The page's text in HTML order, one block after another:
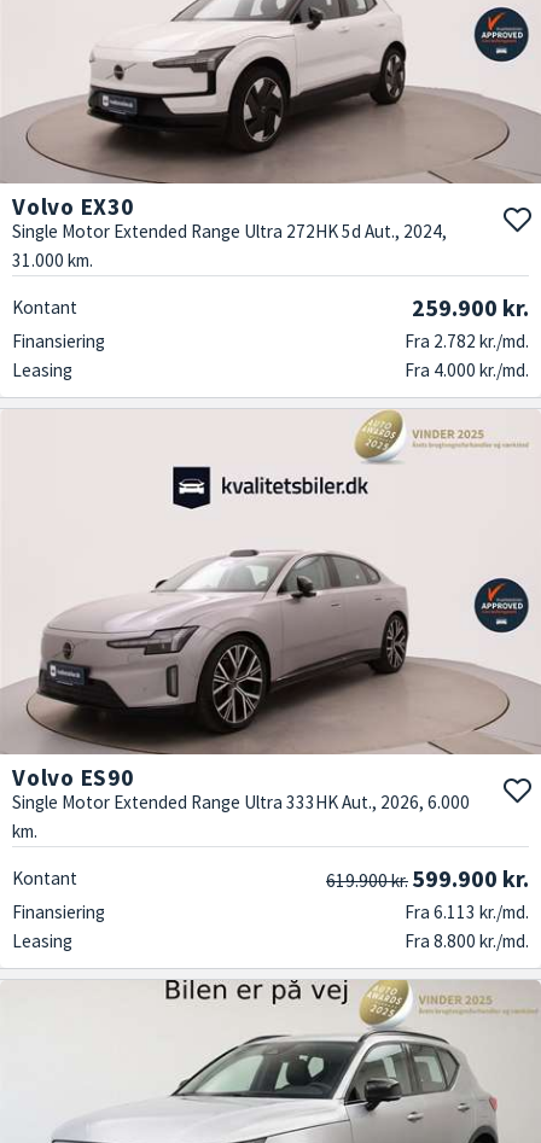
Volvo EX30
Single Motor Extended Range Ultra 272HK 5d Aut., 2024,
31.000 km.
Kontant 259.900 kr.
Finansiering
Fra 2.782 kr./md.
Leasing
Fra 4.000 kr./md.
Volvo ES90
Single Motor Extended Range Ultra 333HK Aut., 2026, 6.000
km.
Kontant 619.900 kr. 599.900 kr.
Finansiering
Fra 6.113 kr./md.
Leasing
Fra 8.800 kr./md.